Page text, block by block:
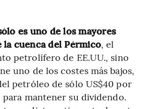
es uno de los mayores
cuenca del Pérmico, el
petrolífero de EE.UU., sino
uno de los costes más bajos,
petróleo de sólo US$40 por
mantener su dividendo.